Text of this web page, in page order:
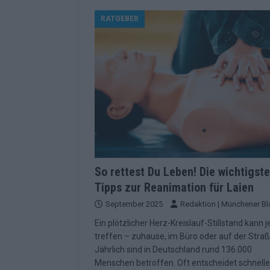
[ Mai 2026 ] Eurovision 2026: Der
KOMMENTAR
Von Lugano bis Wien:
[ Mai 2026 ]
EUROVISION
KOMMENTAR
[ Mai 2026 ] ESC 2026: Diese zehn
[ Juni 2026 ] Europa-Park
im Überblick EXTRA
[ Mai 2026 ] Bulgarien hat
RATGEBER
So rettest Du Leben! Die
Tipps zur Reanimation für Laien
September 2025 Redaktion | Münchener
Ein plötzlicher Herz-Kreislauf-Stillstand kann
treffen – zuhause, im Büro oder auf der
Jährlich sind in Deutschland rund 136.000
Menschen betroffen. Oft entscheidet